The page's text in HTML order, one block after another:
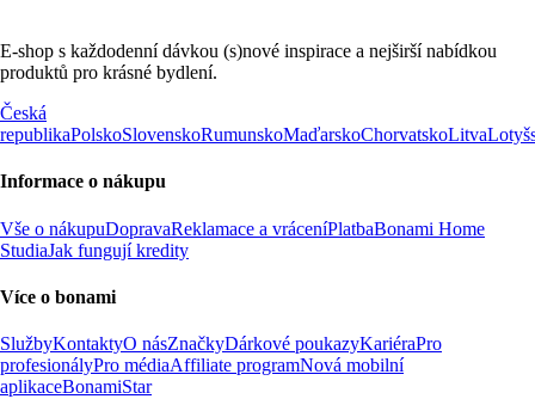
E-shop s každodenní dávkou (s)nové inspirace a nejširší nabídkou
produktů pro krásné bydlení.
Česká
republikaPolskoSlovenskoRumunskoMaďarskoChorvatskoLitva
Informace o nákupu
Vše o nákupuDopravaReklamace a vráceníPlatbaBonami Home
StudiaJak fungují kredity
Více o bonami
SlužbyKontaktyO násZnačkyDárkové poukazyKariéraPro
profesionályPro médiaAffiliate programNová mobilní
aplikaceBonamiStar